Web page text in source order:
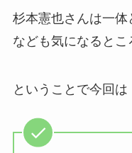
杉本憲也さんは一
なども気になるとこ
ということで今回は